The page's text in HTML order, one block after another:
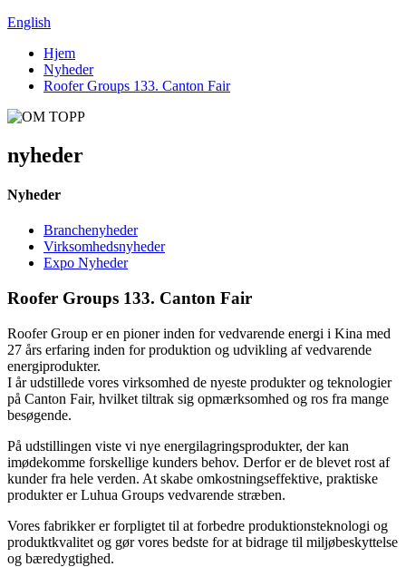
English
Hjem
Nyheder
Roofer Groups 133. Canton Fair
nyheder
Nyheder
Branchenyheder
Virksomhedsnyheder
Expo Nyheder
Roofer Groups 133. Canton Fair
Roofer Group er en pioner inden for vedvarende energi i Kina med
27 års erfaring inden for produktion og udvikling af vedvarende
energiprodukter.
I år udstillede vores virksomhed de nyeste produkter og teknologier
på Canton Fair, hvilket tiltrak sig opmærksomhed og ros fra mange
besøgende.
På udstillingen viste vi nye energilagringsprodukter, der kan
imødekomme forskellige kunders behov. Derfor er de blevet rost af
kunder fra hele verden. At skabe omkostningseffektive, praktiske
produkter er Luhua Groups vedvarende stræben.
Vores fabrikker er forpligtet til at forbedre produktionsteknologi og
produktkvalitet og gør vores bedste for at bidrage til miljøbeskyttelse
og bæredygtighed.